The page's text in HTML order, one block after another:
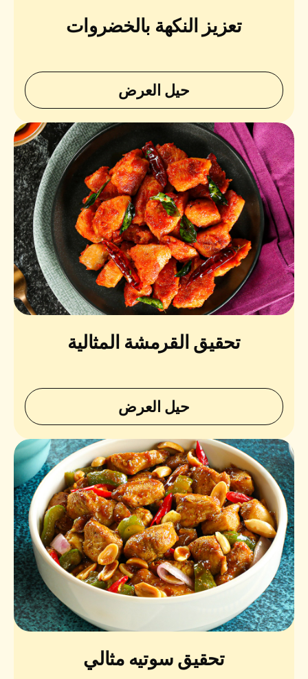
تعزيز النكهة بالخضروات
حيل العرض
تحقيق القرمشة المثالية
حيل العرض
تحقيق سوتيه مثالي